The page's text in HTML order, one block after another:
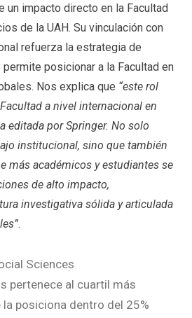
un impacto directo en la Facultad
de la UAH. Su vinculación con
refuerza la estrategia de
posicionar a la Facultad en
Nos explica que “este rol
a nivel internacional en
editada por Springer. No solo
institucional, sino que también
más académicos y estudiantes se
de alto impacto,
investigativa sólida y articulada
.
Sciences
pertenece al cuartil más
la posiciona dentro del 25%